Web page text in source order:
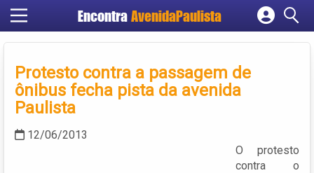
EncontraAvenidaPaulista
Cadastrar empresa
Criar conta
Protesto contra a passagem de
ônibus fecha pista da avenida
Paulista
12/06/2013
O protesto
contra o